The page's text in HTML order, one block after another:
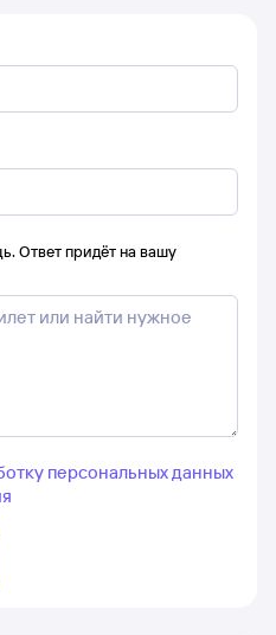
Ответ придёт на вашу
персональных данных